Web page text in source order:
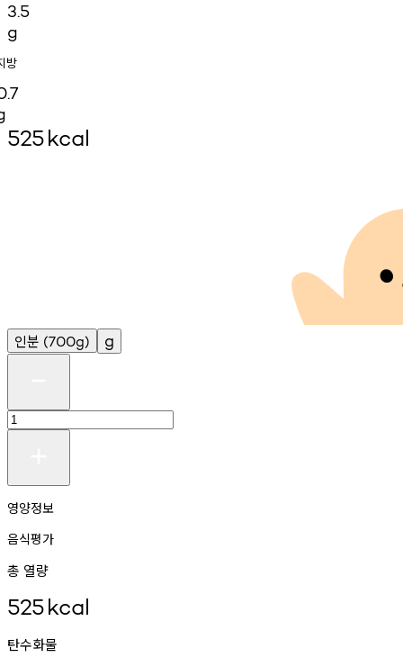
3.5
g
방
525kcal
인분 (700g) g
영양정보
음식평가
총 열량
525kcal
탄수화물